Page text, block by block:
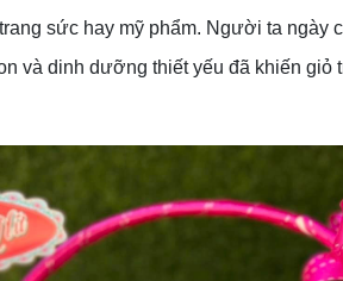
sức hay mỹ phẩm. Người ta ngày
và dinh dưỡng thiết yếu đã khiến